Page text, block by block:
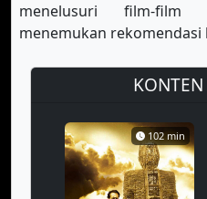
menelusuri film-
menemukan
102 min